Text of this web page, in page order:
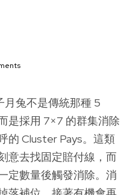
月兔不是傳統那種 5
是採用 7×7 的群集消除
的 Cluster Pays。這類
意去找固定賠付線，而
定數量後觸發消除。消